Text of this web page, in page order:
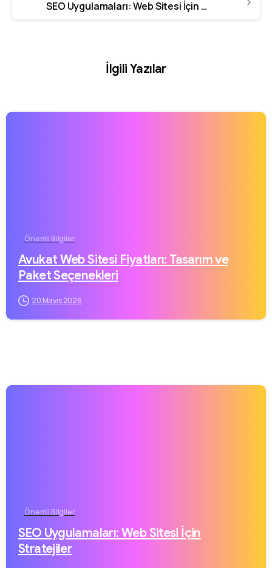
SEO Uygulamaları: Web Sitesi İçin Stratejiler
İlgili Yazılar
Önemli Bilgiler
Avukat Web Sitesi Fiyatları: Tasarım ve
Paket Seçenekleri
20 Mayıs 2026
Önemli Bilgiler
SEO Uygulamaları: Web Sitesi İçin
Stratejiler